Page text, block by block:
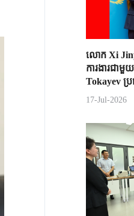
លោក Xi
ការងារជា
Tokayev ​ប្
17-Jul-2026